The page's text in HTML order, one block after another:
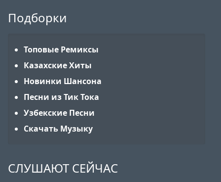
Подборки
Топовые Ремиксы
Казахские Хиты
Новинки Шансона
Песни из Тик Тока
Узбекские Песни
Скачать Музыку
СЛУШАЮТ СЕЙЧАС